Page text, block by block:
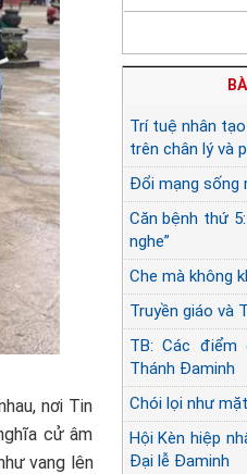
nơi Tin
cử âm
vang lên
Trí tuệ nhân
trên chân lý và
Đổi mạng sống
Căn bệnh thứ
nghe”
Che mà không
Truyền giáo và
TB: Các
Thánh Đaminh
Chói lọi như
Hội Kèn hiệp
Đại lễ Đaminh